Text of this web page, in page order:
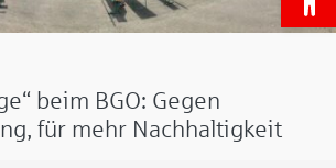
beim BGO: Gegen
für mehr Nachhaltigkeit